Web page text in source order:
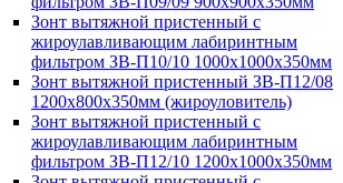
Зонт вытяжной пристенный с
жироулавливающим лабиринтным
фильтром ЗВ-П10/10 1000х1000х350мм
Зонт вытяжной пристенный ЗВ-П12/08
1200х800х350мм (жироуловитель)
Зонт вытяжной пристенный с
жироулавливающим лабиринтным
фильтром ЗВ-П12/10 1200х1000х350мм